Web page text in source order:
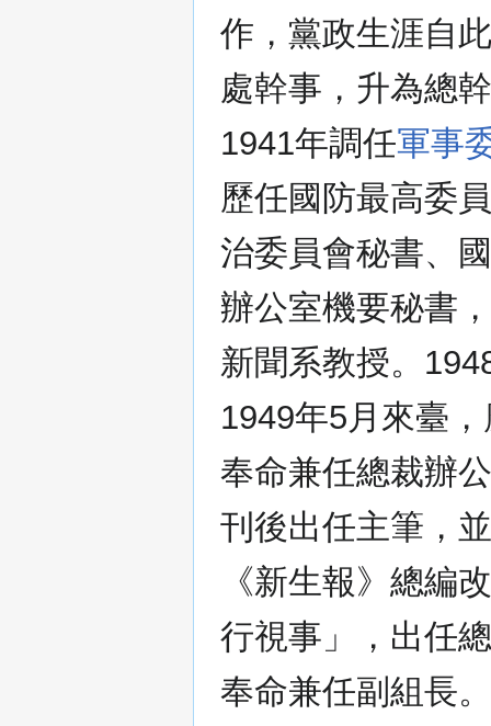
作，黨政生涯自
處幹事，升為總
1941年調任軍事
歷任國防最高委
治委員會秘書、
辦公室機要秘書
新聞系教授。
1949年5月來臺
奉命兼任總裁辦
刊後出任主筆，
《新生報》總編
行視事」，出任
奉命兼任副組長